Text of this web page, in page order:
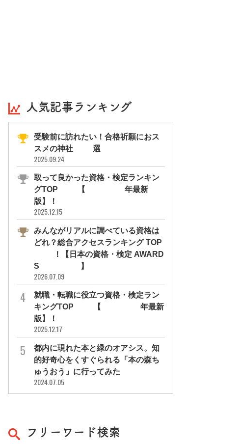
人気記事ランキング
受験前に訪れたい！合格祈願におス
スメの神社11選
2025.09.24
取って良かった資格・検定ランキン
グTOP10【2026年最新
版】！
2025.12.15
みんながリアルに調べている資格は
どれ？総合アクセスランキング TOP
10！【日本の資格・検定 AWARD
S 2026】
2026.07.09
就職・転職に役立つ資格・検定ラン
キングTOP30【2026年最新
版】！
2025.12.17
都内に現れた本と緑のオアシス。知
的好奇心をくすぐられる「本の森ち
ゅうおう」に行ってみた
2024.07.05
フリーワード検索